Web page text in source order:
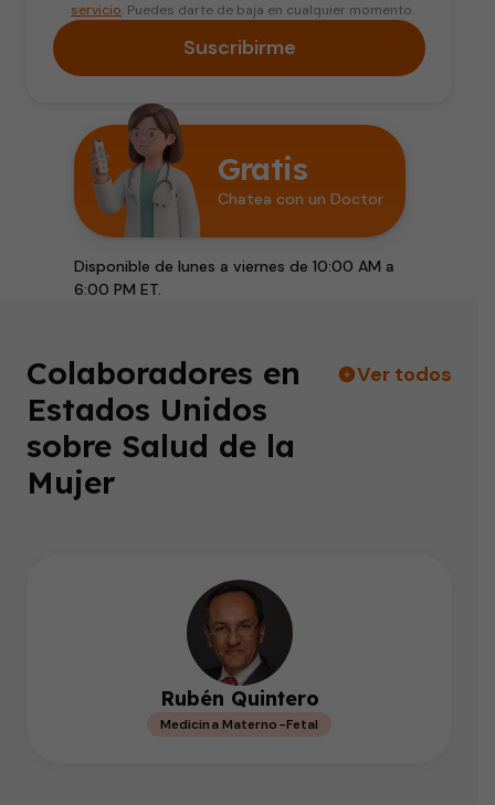
servicio. Puedes darte de baja en cualquier momento.
Suscribirme
Gratis
Chatea con un Doctor
Disponible de lunes a viernes de 10:00 AM a
6:00 PM ET.
Colaboradores en
Estados Unidos
sobre Salud de la
Mujer
Ver todos
Rubén Quintero
Medicina Materno-Fetal